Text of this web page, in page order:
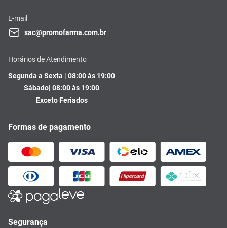
E-mail
sac@promofarma.com.br
Horários de Atendimento
Segunda a Sexta | 08:00 às 19:00
Sábado| 08:00 às 19:00
Exceto Feriados
Formas de pagamento
Segurança